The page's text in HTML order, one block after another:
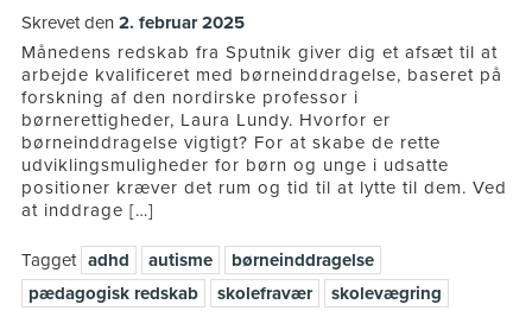
Skrevet den 2. februar 2025
Månedens redskab fra Sputnik giver dig et afsæt til at
arbejde kvalificeret med børneinddragelse, baseret på
forskning af den nordirske professor i
børnerettigheder, Laura Lundy. Hvorfor er
børneinddragelse vigtigt? For at skabe de rette
udviklingsmuligheder for børn og unge i udsatte
positioner kræver det rum og tid til at lytte til dem. Ved
at inddrage […]
Tagget adhd autisme
børneinddragelse
pædagogisk redskab
skolefravær skolevægring